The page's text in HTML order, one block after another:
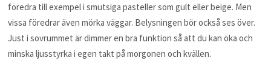
föredra till exempel i smutsiga pasteller som gult eller beige. Men
vissa föredrar även mörka väggar. Belysningen bör också ses över.
Just i sovrummet är dimmer en bra funktion så att du kan öka och
minska ljusstyrka i egen takt på morgonen och kvällen.